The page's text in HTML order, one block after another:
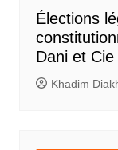
Élections
Dani et Cie
Khadim